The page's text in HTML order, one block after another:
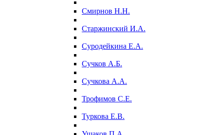
Смирнов Н.Н.
Старжинский И.А.
Суродейкина Е.А.
Сучков А.Б.
Сучкова А.А.
Трофимов С.Е.
Туркова Е.В.